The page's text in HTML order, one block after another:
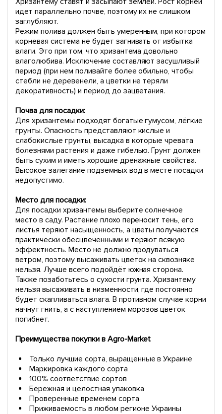
идет параллельно почве, поэтому их не слишком
заглубляют.
Режим полива должен быть умеренным, при котором
корневая система не будет загнивать от избытка
влаги. Это при том, что хризантема довольно
влаголюбива. Исключение составляют засушливый
период (при нем поливайте более обильно, чтобы
стебли не деревенели, а цветки не теряли
декоративность) и период до зацветания.
Почва для посадки:
Для хризантемы подходят богатые гумусом, лёгкие
грунты. Опасность представляют кислые и
слабокислые грунты, высадка в которые чревата
болезнями растения и даже гибелью. Грунт должен
быть сухим и иметь хорошие дренажные свойства.
Высокое залегание подземных вод в месте посадки
недопустимо.
Место для посадки:
Для посадки хризантемы выберите солнечное
место в саду. Растение плохо переносит тень, его
листья теряют насыщенность, а цветы получаются
практически обесцвеченными и теряют всякую
эффектность. Место не должно продуваться
ветром, поэтому высаживать цветок на сквозняке
нельзя. Лучше всего подойдёт южная сторона.
Также позаботьтесь о сухости грунта. Хризантему
нельзя высаживать в низменности, где постоянно
будет скапливаться влага. В противном случае корни
начнут гнить, а с наступлением морозов цветок
погибнет.
Преимущества покупки в Agro-Market
Только лучшие сорта, выращенные в Украине
Маркировка каждого сорта
100% соответствие сортов
Бережная и целостная упаковка
Проверенные временем сорта
Приживаемость в любом регионе Украины